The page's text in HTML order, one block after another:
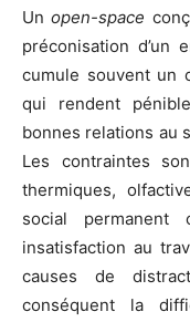
Unopen-space
préconisation d’un
cumule souvent un
qui rendent
bonnes relations au
Les contraintes
thermiques,
social
insatisfaction au
causes de
conséquent la